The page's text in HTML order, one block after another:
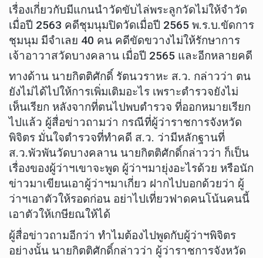
เรื่องเกี่ยวกับมีแกนนำวัดขับไล่พระลูกวัดไม่ให้จำวัด
เมื่อปี 2563 คดีชุมนุมปิดวัดเมื่อปี 2565 พ.ร.บ.ขัดการ
ชุมนุม มีจำเลย 40 คน คดีขัดขวางไม่ให้รักษาการ
เจ้าอาวาสวัดบางคลาน เมื่อปี 2565 และอีกหลายคดี
ทางด้าน นายกิตติศักดิ์ รัตนวราหะ ส.ว. กล่าวว่า ตน
ยังไม่ได้ไปให้การเพิ่มเติมอะไร เพราะตำรวจยังไม่
เห็นเรียก หลังจากที่ตนไปพบตำรวจ ที่ออกหมายเรียก
ไปแล้ว ผู้สื่อข่าวถามว่า กรณีที่ผู้ว่าราชการจังหวัด
พิจิตร มั่นใจตำรวจที่ทำคดี ส.ว. ว่ามีหลักฐานที่
ส.ว.พัวพันวัดบางคลาน นายกิตติศักดิ์กล่าวว่า ก็เป็น
เรื่องของผู้ว่าฯเขาจะพูด ผู้ว่าฯมายุ่งอะไรด้วย หรือนัก
ข่าวมาเขียนเอาผู้ว่าฯมาเกี่ยว ฝากไปบอกด้วยว่า ผู้
ว่าฯเอาตัวให้รอดก่อน อย่าไปเที่ยวฟาดคนโน้นคนนี้
เอาตัวให้เกษียณให้ได้
ผู้สื่อข่าวถามอีกว่า ทำไมต้องไปพูดกับผู้ว่าฯพิจิตร
อย่างนั้น นายกิตติศักดิ์กล่าวว่า ผู้ว่าราชการจังหวัด